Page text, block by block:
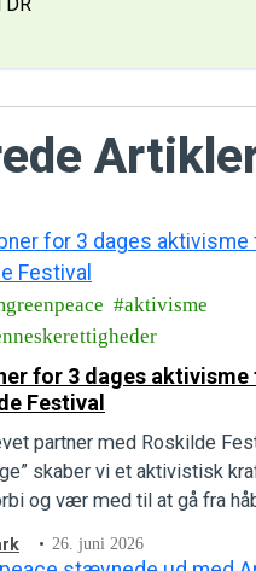
aktivisme
for 3 dages aktivisme
Festival
partner med Roskilde
skaber vi et aktivistisk
og vær med til at gå fra
26. juni 2026